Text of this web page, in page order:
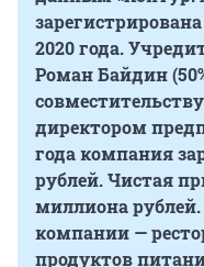
2020 года.
Роман Байдин
директором
года компания
рублей. Чистая
миллиона рублей.
компании —
продуктов